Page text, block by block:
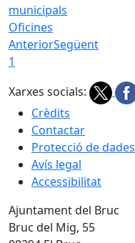
Oficines
AnteriorSegüent
1
Xarxes socials:
Crèdits
Contactar
Protecció de dades
Avís legal
Accessibilitat
Ajuntament del Bruc
Bruc del Mig, 55